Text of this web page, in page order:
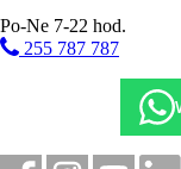
písčitá
lehátka a
Sportovní aktivity
animační
večerní
tenisové
Po-Ne 7-22 hod.
255 787 787